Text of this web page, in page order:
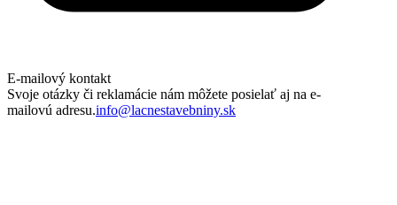
E-mailový kontakt
Svoje otázky či reklamácie nám môžete posielať aj na e-
mailovú adresu.info@lacnestavebniny.sk